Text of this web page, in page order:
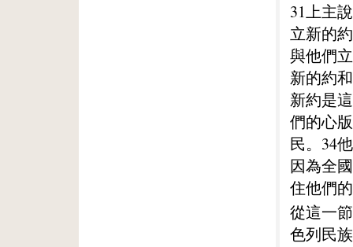
31上主
立新的
與他們
新的約
新約是
們的心
民。34
因為全
住他們
從這一
色列民